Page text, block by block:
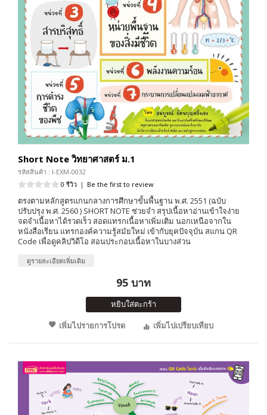
Short Note วิทยาศาสตร์ ม.1
รหัสสินค้า : I-EXM-0032
0 รีวิว | Be the first to review
ตรงตามหลักสูตรแกนกลางการศึกษาขั้นพื้นฐาน พ.ศ. 2551 (ฉบับ
ปรับปรุง พ.ศ. 2560 ) SHORT NOTE ช่วยจำ สรุปเนื้อหาอ่านเข้าใจง่าย
จดจำเนื้อหาได้รวดเร็ว สอดแทรกเนื้อหาเพิ่มเติม นอกเหนือจากใน
หนังสือเรียน แทรกองค์ความรู้สมัยใหม่ เข้ากับยุคปัจจุบัน สแกน QR
Code เพื่อดูคลิปวิดีโอ สอนประกอบเนื้อหาในบางส่วน
ดูรายละเอียดเพิ่มเติม
95 บาท
หยิบใส่ตะกร้า
เพิ่มไปรายการโปรด
เพิ่มไปเปรียบเทียบ